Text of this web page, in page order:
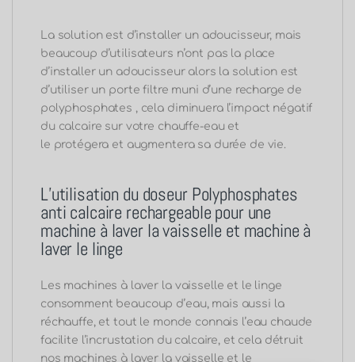
La solution est d’installer un adoucisseur, mais
beaucoup d’utilisateurs n’ont pas la place
d’installer un adoucisseur alors la solution est
d’utiliser un porte filtre muni d’une recharge de
polyphosphates , cela diminuera l’impact négatif
du calcaire sur votre chauffe-eau et
le protégera et augmentera sa durée de vie.
L’utilisation du doseur Polyphosphates
anti calcaire rechargeable pour une
machine à laver la vaisselle et machine à
laver le linge
Les machines à laver la vaisselle et le linge
consomment beaucoup d’eau, mais aussi la
réchauffe, et tout le monde connais l’eau chaude
facilite l’incrustation du calcaire, et cela détruit
nos machines à laver la vaisselle et le